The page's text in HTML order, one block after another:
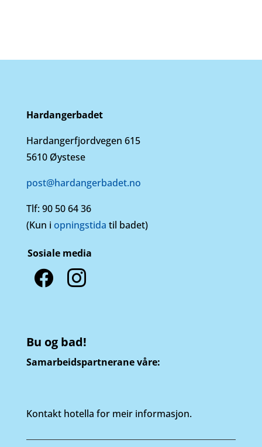
Hardangerbadet
Hardangerfjordvegen 615
5610 Øystese
post@hardangerbadet.no
Tlf:90 50 64 36
(Kun i opningstida til badet)
Sosiale media
facebookinstagram
Bu og bad!
Samarbeidspartnerane våre:
Kontakt hotella for meir informasjon.